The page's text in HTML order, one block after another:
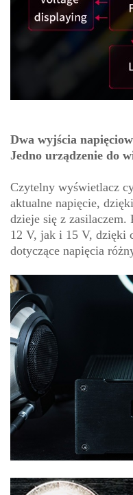
Dwa wyjścia
Jedno urządzenie do
Czytelny wyświetlacz
aktualne napięcie,
dzieje się z zasilaczem.
12 V, jak i 15 V, dzięki
dotyczące napięcia